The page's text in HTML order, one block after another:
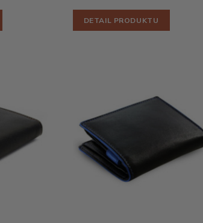
DETAIL PRODUKTU